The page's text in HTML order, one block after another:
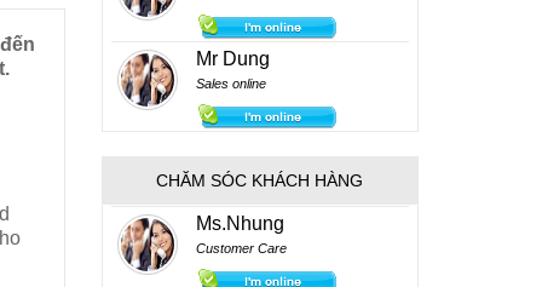
Mr Dung
Sales online
CHĂM SÓC KHÁCH HÀNG
Ms.Nhung
Customer Care